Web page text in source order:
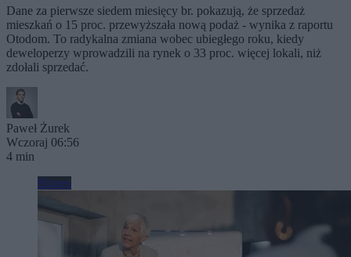
Dane za pierwsze siedem miesięcy br. pokazują, że sprzedaż
mieszkań o 15 proc. przewyższała nową podaż - wynika z raportu
Otodom. To radykalna zmiana wobec ubiegłego roku, kiedy
deweloperzy wprowadzili na rynek o 33 proc. więcej lokali, niż
zdołali sprzedać.
Paweł Żurek
Wczoraj 06:56
4 min
Biznes